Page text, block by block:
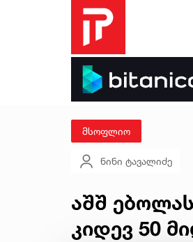
მსოფლიო
ნინი ტავალიძე
აშშ
კიდევ 50